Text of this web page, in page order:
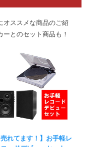
オススメな商品のご紹
とのセット商品も！
売れてます！】お手軽レ